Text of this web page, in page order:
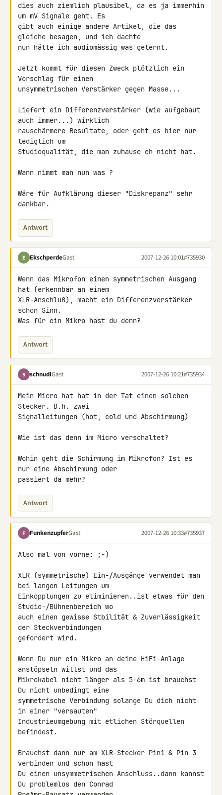
dies auch ziemlich plausibel, da es ja immerhin
um mV Signale geht. Es
gibt auch einige andere Artikel, die das
gleiche besagen, und ich dachte
nun hätte ich audiomässig was gelernt.
Jetzt kommt für diesen Zweck plötzlich ein
Vorschlag für einen
unsymmetrischen Verstärker gegen Masse...
Liefert ein Differenzverstärker (wie aufgebaut
auch immer...) wirklich
rauschärmere Resultate, oder geht es hier nur
lediglich um
Studioqualität, die man zuhause eh nicht hat.
Wann nimmt man nun was ?
Wäre für Aufklärung dieser "Diskrepanz" sehr
dankbar.
Antwort
E EkschperdeGast 2007-12-26 10:01#735930
Wenn das Mikrofon einen symmetrischen Ausgang
hat (erkennbar an einem
XLR-Anschluß), macht ein Differenzverstärker
schon Sinn.
Was für ein Mikro hast du denn?
Antwort
S schnudlGast 2007-12-26 10:21#735934
Mein Micro hat hat in der Tat einen solchen
Stecker. D.h. zwei
Signalleitungen (hot, cold und Abschirmung)
Wie ist das denn im Micro verschaltet?
Wohin geht die Schirmung im Mikrofon? Ist es
nur eine Abschirmung oder
passiert da mehr?
Antwort
F FunkenzupferGast 2007-12-26 10:33#735937
Also mal von vorne: ;-)
XLR (symmetrische) Ein-/Ausgänge verwendet man
bei langen Leitungen um
Einkopplungen zu eliminieren..ist etwas für den
Studio-/Bühnenbereich wo
auch einen gewisse Stbilität & Zuverlässigkeit
der Steckverbindungen
gefordert wird.
Wenn Du nur ein Mikro an deine HiFi-Anlage
anstöpseln willst und das
Mikrokabel nicht länger als 5-6m ist brauchst
Du nicht unbedingt eine
symmetrische Verbindung solange Du dich nicht
in einer "versauten"
Industrieumgebung mit etlichen Störquellen
befindest.
Brauchst dann nur am XLR-Stecker Pin1 & Pin 3
verbinden und schon hast
Du einen unsymmetrischen Anschluss..dann kannst
Du problemlos den Conrad